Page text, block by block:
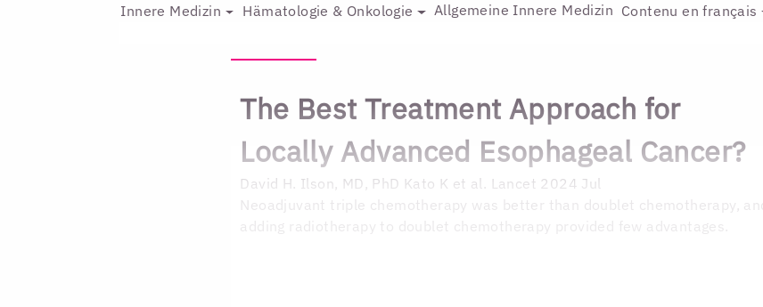
Innere Medizin Hämatologie & Onkologie Allgemeine Innere Medizin Contenu en français
The Best Treatment Approach for
Locally Advanced Esophageal Cancer?
David H. Ilson, MD, PhD Kato K et al. Lancet 2024 Jul
Neoadjuvant triple chemotherapy was better than doublet chemotherapy, and